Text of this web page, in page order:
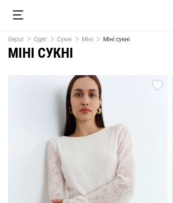
Gepur Одяг Сукні Міні Міні сукні
МІНІ СУКНІ